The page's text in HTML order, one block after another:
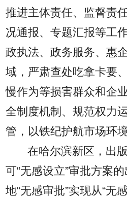
推进主体责任、监督责
况通报、专题汇报等工
政执法、政务服务、惠
域，严肃查处吃拿卡要
慢作为等损害群众和企
全制度机制、规范权力
管，以铁纪护航市场环
在哈尔滨新区，出
可“无感设立”审批方案
地“无感审批”实现从“无